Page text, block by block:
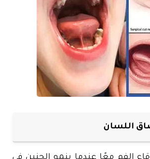
اللسان